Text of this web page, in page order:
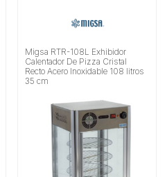
Migsa RTR-108L Exhibidor
Calentador De Pizza Cristal
Recto Acero Inoxidable 108 litros
35 cm